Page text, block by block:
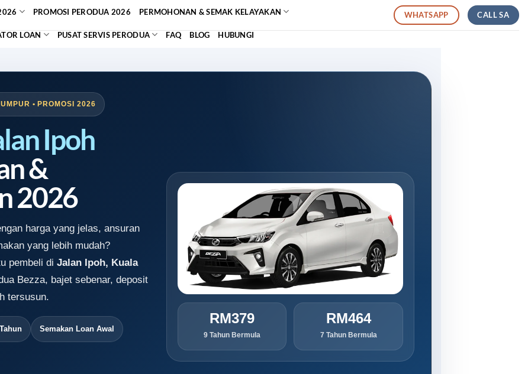
PROMOSI PERODUA 2026 PERMOHONAN & SEMAK KELAYAKAN
LOAN PUSAT SERVIS PERODUA FAQ BLOG HUBUNGI
WHATSAPP CALL SA
• PROMOSI 2026
Ipoh
&
2026
harga yang jelas, ansuran
yang lebih mudah?
pembeli di Jalan Ipoh, Kuala
Bezza, bajet sebenar, deposit
tersusun.
Semakan Loan Awal
RM379
9 Tahun Bermula
RM464
7 Tahun Bermula